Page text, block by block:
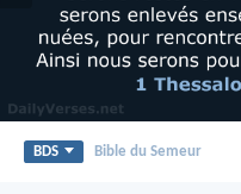
BDS Bible du Semeur